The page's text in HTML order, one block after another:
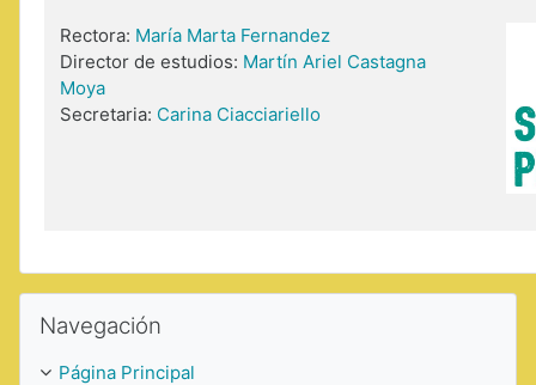
Rectora: María Marta Fernandez
Director de estudios: Martín Ariel Castagna
Moya
Secretaria: Carina Ciacciariello
Saltar Navegación
Navegación
Página Principal